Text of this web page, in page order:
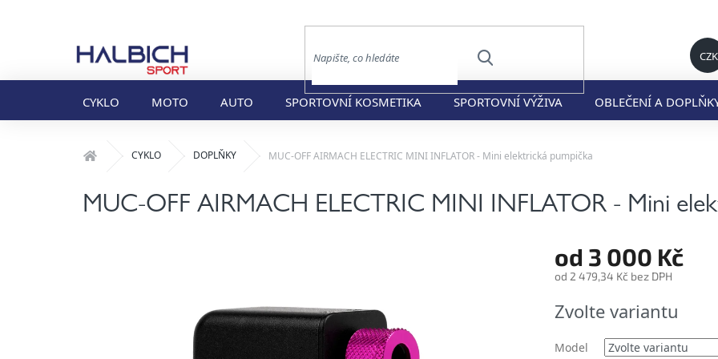
CZK
HLEDAT
CYKLO MOTO AUTO SPORTOVNÍ KOSMETIKA SPORTOVNÍ VÝŽIVA OBLEČENÍ A
Domů CYKLO DOPLŇKY MUC-OFF AIRMACH ELECTRIC MINI INFLATOR - Mini elektrická pumpička
MUC-OFF AIRMACH ELECTRIC MINI INFLATOR - Mini
od 3 000 Kč
od 2 479,34 Kč bez DPH
cena:
Zvolte variantu
Model